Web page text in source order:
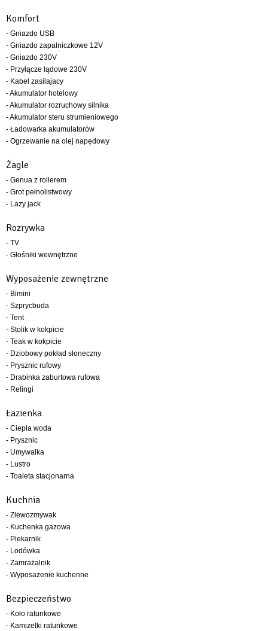
Komfort
- Gniazdo USB
- Gniazdo zapalniczkowe 12V
- Gniazdo 230V
- Przyłącze lądowe 230V
- Kabel zasilajacy
- Akumulator hotelowy
- Akumulator rozruchowy silnika
- Akumulator steru strumieniowego
- Ładowarka akumulatorów
- Ogrzewanie na olej napędowy
Żagle
- Genua z rollerem
- Grot pełnolistwowy
- Lazy jack
Rozrywka
- TV
- Głośniki wewnętrzne
Wyposażenie zewnętrzne
- Bimini
- Szprycbuda
- Tent
- Stolik w kokpicie
- Teak w kokpicie
- Dziobowy pokład słoneczny
- Prysznic rufowy
- Drabinka zaburtowa rufowa
- Relingi
Łazienka
- Ciepła woda
- Prysznic
- Umywalka
- Lustro
- Toaleta stacjonarna
Kuchnia
- Zlewozmywak
- Kuchenka gazowa
- Piekarnik
- Lodówka
- Zamrażalnik
- Wyposażenie kuchenne
Bezpieczeństwo
- Koło ratunkowe
- Kamizelki ratunkowe